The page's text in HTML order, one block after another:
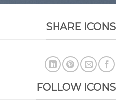
SHARE ICONS
FOLLOW ICONS